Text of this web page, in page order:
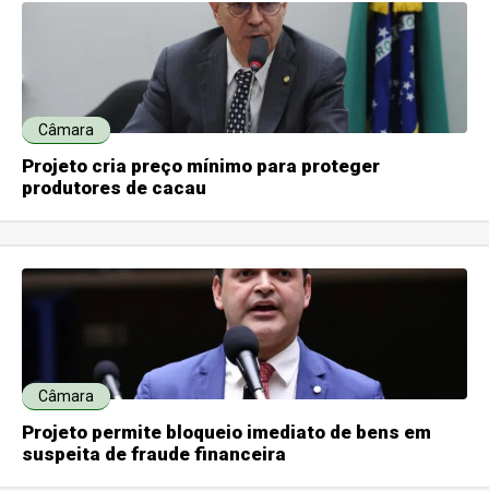
Câmara
Projeto cria preço mínimo para proteger
produtores de cacau
Câmara
Projeto permite bloqueio imediato de bens em
suspeita de fraude financeira